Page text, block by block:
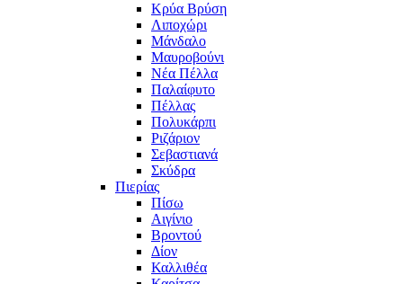
Κρύα Βρύση
Λιποχώρι
Μάνδαλο
Μαυροβούνι
Νέα Πέλλα
Παλαίφυτο
Πέλλας
Πολυκάρπι
Ριζάριον
Σεβαστιανά
Σκύδρα
Πιερίας
Πίσω
Αιγίνιο
Βροντού
Δίον
Καλλιθέα